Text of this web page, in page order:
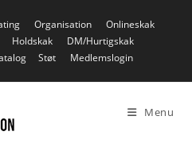
Organisation
Onlineskak
Holdskak
DM/Hurtigskak
Støt Medlemslogin
Menu